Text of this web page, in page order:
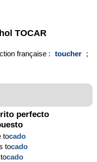
TOCAR
française : toucher ;
perfecto
tocado
tocado
cado